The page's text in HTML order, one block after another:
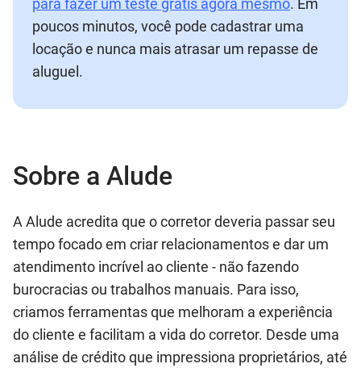
para fazer um teste grátis agora mesmo. Em
poucos minutos, você pode cadastrar uma
locação e nunca mais atrasar um repasse de
aluguel.
Sobre a Alude
A Alude acredita que o corretor deveria passar seu
tempo focado em criar relacionamentos e dar um
atendimento incrível ao cliente - não fazendo
burocracias ou trabalhos manuais. Para isso,
criamos ferramentas que melhoram a experiência
do cliente e facilitam a vida do corretor. Desde uma
análise de crédito que impressiona proprietários, até